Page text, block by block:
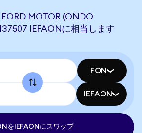
MOTOR (ONDO
IEFAONに相当します
FON
IEFAON
をIEFAONにスワップ